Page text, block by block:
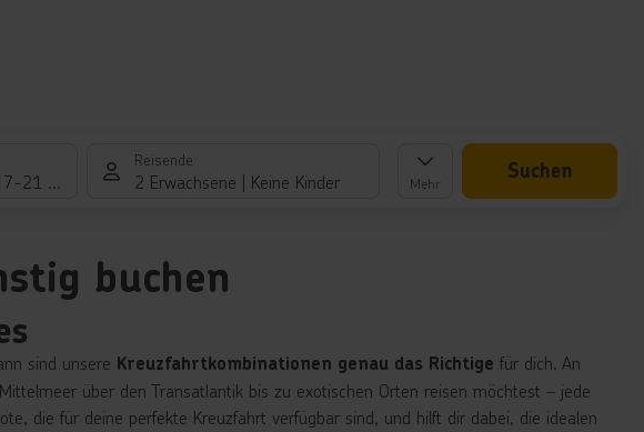
7-21 Nächte
Reisende
2 Erwachsene Keine Kinder Mehr
Suchen
buchen
sind unsere Kreuzfahrtkombinationen genau das Richtige für dich. An
über den Transatlantik bis zu exotischen Orten reisen möchtest – jede
die für deine perfekte Kreuzfahrt verfügbar sind, und hilft dir dabei, die idealen